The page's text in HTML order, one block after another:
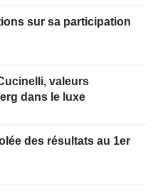
sur sa participation
valeurs
dans le luxe
des résultats au 1er